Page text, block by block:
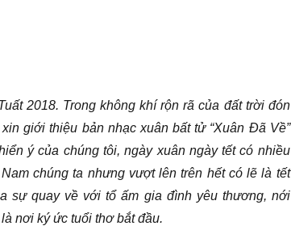
2018. Trong không khí rộn rã của đất trời đón
xin giới thiệu bản nhạc xuân bất tử “Xuân Đã Về”
ý của chúng tôi, ngày xuân ngày tết có nhiều
chúng ta nhưng vượt lên trên hết có lẽ là tết
sự quay về với tổ ấm gia đình yêu thương, nới
nơi ký ức tuổi thơ bắt đầu.